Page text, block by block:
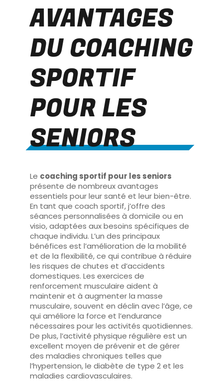
AVANTAGES
DU COACHING
SPORTIF
POUR LES
SENIORS
Le coaching sportif pour les seniors
présente de nombreux avantages
essentiels pour leur santé et leur bien-être.
En tant que coach sportif, j’offre des
séances personnalisées à domicile ou en
visio, adaptées aux besoins spécifiques de
chaque individu. L’un des principaux
bénéfices est l’amélioration de la mobilité
et de la flexibilité, ce qui contribue à réduire
les risques de chutes et d’accidents
domestiques. Les exercices de
renforcement musculaire aident à
maintenir et à augmenter la masse
musculaire, souvent en déclin avec l’âge, ce
qui améliore la force et l’endurance
nécessaires pour les activités quotidiennes.
De plus, l’activité physique régulière est un
excellent moyen de prévenir et de gérer
des maladies chroniques telles que
l’hypertension, le diabète de type 2 et les
maladies cardiovasculaires.